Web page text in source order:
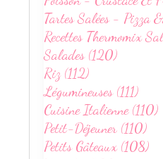
Tartes Salées - Pizza
Recettes Thermomix
Salades (120)
Riz (112)
Légumineuses (111)
Cuisine Italienne (110)
Petit-Déjeuner (110)
Petits Gâteaux (108)